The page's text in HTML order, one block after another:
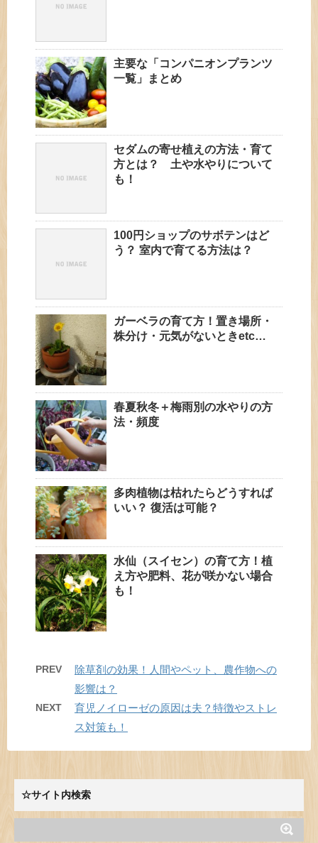
主要な「コンパニオンプランツ
一覧」まとめ
セダムの寄せ植えの方法・育て
方とは？ 土や水やりについて
も！
100円ショップのサボテンはど
う？ 室内で育てる方法は？
ガーベラの育て方！置き場所・
株分け・元気がないときetc…
春夏秋冬＋梅雨別の水やりの方
法・頻度
多肉植物は枯れたらどうすれば
いい？ 復活は可能？
水仙（スイセン）の育て方！植
え方や肥料、花が咲かない場合
も！
PREV
除草剤の効果！人間やペット、農作物への
影響は？
NEXT
育児ノイローゼの原因は夫？特徴やストレ
ス対策も！
☆サイト内検索